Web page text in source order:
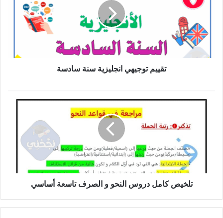
تقييم توجيهي انجليزية سنة سادسة
كامل
أساسي
تلخيص كامل دروس النحو و الصرف تاسعة أساسي